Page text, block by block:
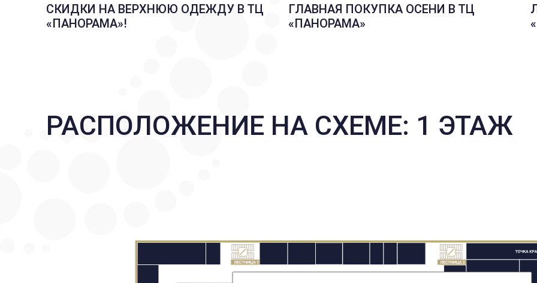
СКИДКИ НА ВЕРХНЮЮ ОДЕЖДУ В ТЦ
«ПАНОРАМА»!
ГЛАВНАЯ ПОКУПКА ОСЕНИ В ТЦ
«ПАНОРАМА»
РАСПОЛОЖЕНИЕ НА СХЕМЕ: 1 ЭТАЖ